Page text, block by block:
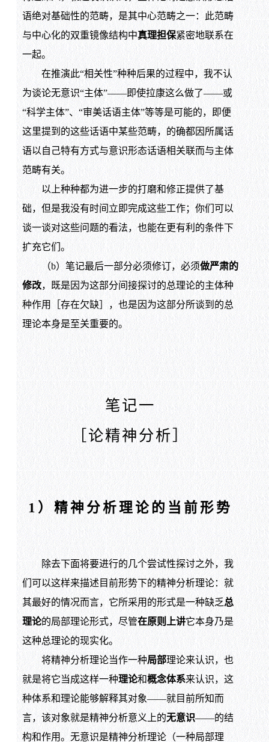
语绝对基础性的范畴，是其中心范畴之一：此范畴
与中心化的双重镜像结构中真理担保紧密地联系在
一起。
在推演此“相关性”种种后果的过程中，我不认
为谈论无意识“主体”——即使拉康这么做了——或
“科学主体”、“审美话语主体”等等是可能的，即便
这里提到的这些话语中某些范畴，的确都因所属话
语以自己特有方式与意识形态话语相关联而与主体
范畴有关。
以上种种都为进一步的打磨和修正提供了基
础，但是我没有时间立即完成这些工作；你们可以
谈一谈对这些问题的看法，也能在更有利的条件下
扩充它们。
（b）笔记最后一部分必须修订，必须做严肃的
修改，既是因为这部分间接探讨的总理论的主体种
种作用［存在欠缺］，也是因为这部分所谈到的总
理论本身是至关重要的。
笔记一
［论精神分析］
1）精神分析理论的当前形势
除去下面将要进行的几个尝试性探讨之外，我
们可以这样来描述目前形势下的精神分析理论：就
其最好的情况而言，它所采用的形式是一种缺乏总
理论的局部理论形式，尽管在原则上讲它本身乃是
这种总理论的现实化。
将精神分析理论当作一种局部理论来认识，也
就是将它当成这样一种理论和概念体系来认识，这
种体系和理论能够解释其对象——就目前所知而
言，该对象就是精神分析意义上的无意识——的结
构和作用。无意识是精神分析理论（一种局部理